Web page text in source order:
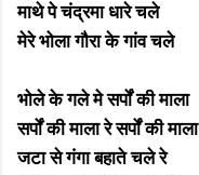
माथे पे चंद्रमा धारे चले
मेरे भोला गौरा के गांव चले
भोले के गले मे सर्पों की माला
सर्पों की माला रे सर्पों की माला
जटा से गंगा बहाते चले रे